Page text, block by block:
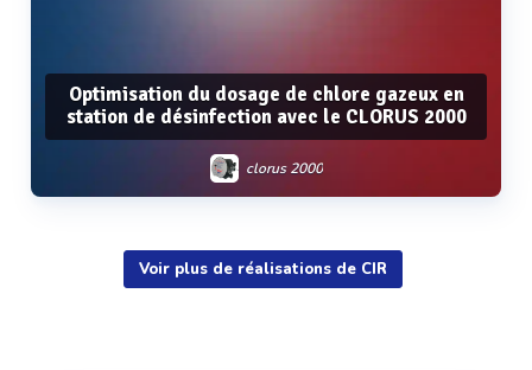
Optimisation du dosage de chlore gazeux en
station de désinfection avec le CLORUS 2000
clorus 2000
Voir plus
Voir plus de réalisations de CIR